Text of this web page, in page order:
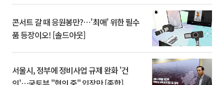
콘서트 갈 때 응원봉만?⋯'최애' 위한 필수
품 등장이오! [솔드아웃]
서울시, 정부에 정비사업 규제 완화 '건